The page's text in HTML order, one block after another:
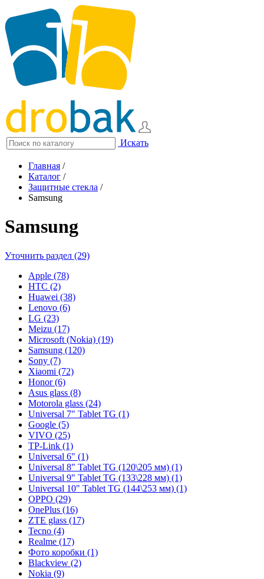
Искать
Главная /
Каталог /
Защитные стекла /
Samsung
Samsung
Уточнить раздел (29)
Apple (78)
HTC (2)
Huawei (38)
Lenovo (6)
LG (23)
Meizu (17)
Microsoft (Nokia) (19)
Samsung (120)
Sony (7)
Xiaomi (72)
Honor (6)
Asus glass (8)
Motorola glass (24)
Universal 7" Tablet TG (1)
Google (5)
VIVO (25)
TP-Link (1)
Universal 6" (1)
Universal 8" Tablet TG (120\205 мм) (1)
Universal 9" Tablet TG (133\228 мм) (1)
Universal 10" Tablet TG (144\253 мм) (1)
OPPO (29)
OnePlus (16)
ZTE glass (17)
Tecno (4)
Realme (17)
Фото коробки (1)
Blackview (2)
Nokia (9)